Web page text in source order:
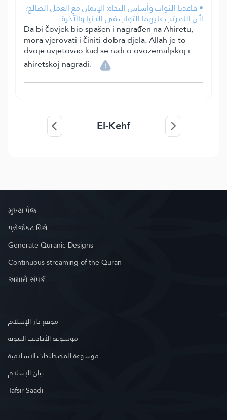
• قاعدتا الثواب وأساس النجاة: الإيمان مع العمل الصالح؛
لأن الله رتب عليهما الثواب في الدنيا والآخرة.
Da bi čovjek bio spašen i nagrađen na Ahiretu,
mora vjerovati i činiti dobra djela. Allah je to
dvoje uvjetovao kad se radi o ovozemaljskoj i
ahiretskoj nagradi.
El-Kehf
મુખ્ય પેજ
પ્રોજેકટ વિશે
Generate Quranic Designs
Continuous streaming of the Quran
અમારો સંપર્ક
موقع دار الإسلام
موسوعة الأحاديث النبوية
موسوعة المصطلحات الإسلامية
بيان الإسلام
Tafsir Saadi